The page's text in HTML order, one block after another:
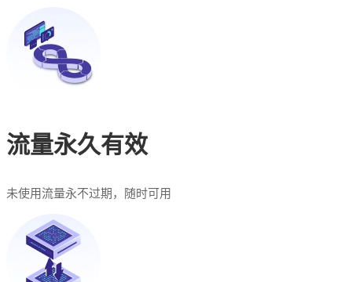
流量永久有效
未使用流量永不过期，随时可用